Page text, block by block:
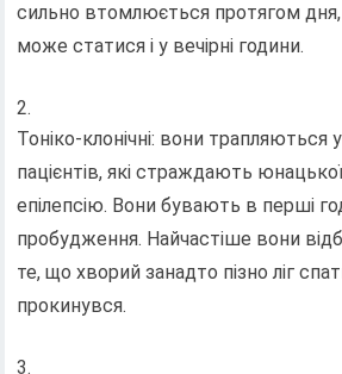
сильно втомлюється протягом дня,
може статися і у вечірні години.
Тоніко-клонічні: вони трапляються
пацієнтів, які страждають юнацької
епілепсію. Вони бувають в перші
пробудження. Найчастіше вони
те, що хворий занадто пізно ліг
прокинувся.